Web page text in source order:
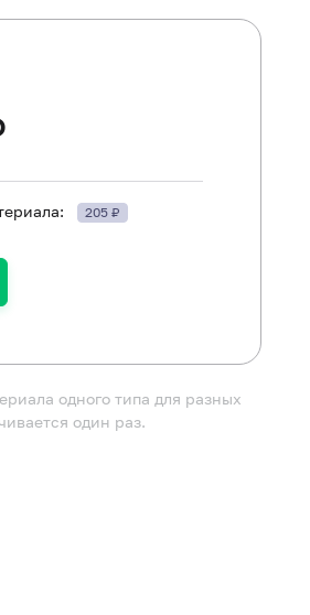
до исследования.
205 ₽
одного типа для разных
один раз.